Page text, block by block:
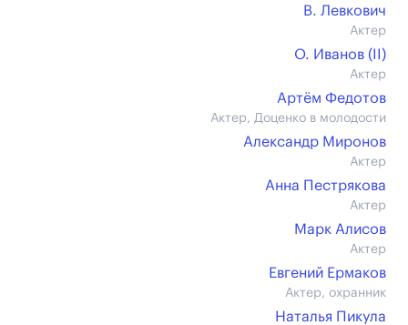
В. Левкович
Актер
О. Иванов (II)
Актер
Артём Федотов
Актер, Доценко в молодости
Александр Миронов
Актер
Анна Пестрякова
Актер
Марк Алисов
Актер
Евгений Ермаков
Актер, охранник
Наталья Пикула